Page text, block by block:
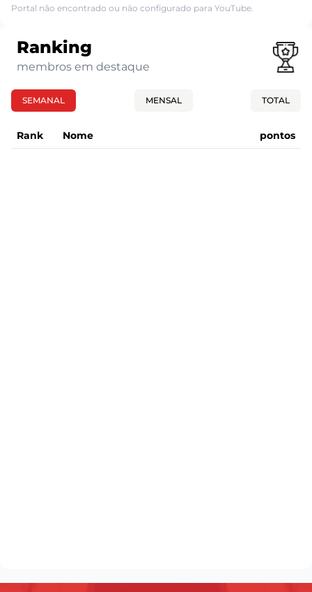
Portal não encontrado ou não configurado para YouTube.
Ranking
membros em destaque
SEMANAL MENSAL TOTAL
Rank Nome pontos